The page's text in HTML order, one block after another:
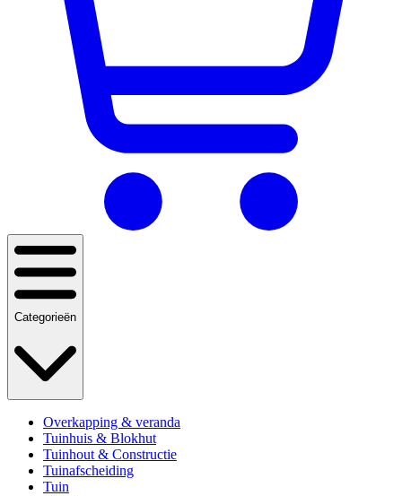
Categorieën
Overkapping & veranda
Tuinhuis & Blokhut
Tuinhout & Constructie
Tuinafscheiding
Tuin